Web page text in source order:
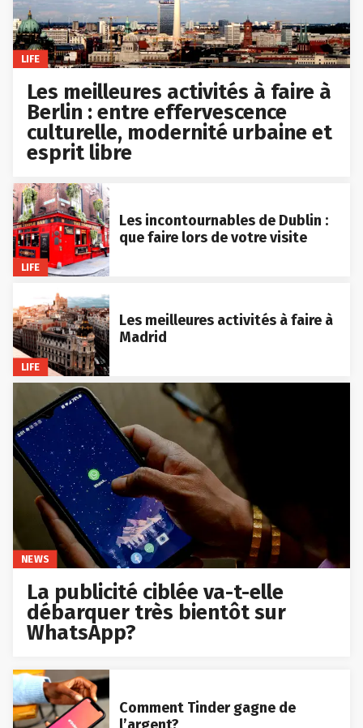
LIFE
Les meilleures activités à faire à
Berlin : entre effervescence
culturelle, modernité urbaine et
esprit libre
LIFE
Les incontournables de Dublin :
que faire lors de votre visite
LIFE
Les meilleures activités à faire à
Madrid
NEWS
La publicité ciblée va-t-elle
débarquer très bientôt sur
WhatsApp?
Comment Tinder gagne de
l’argent?